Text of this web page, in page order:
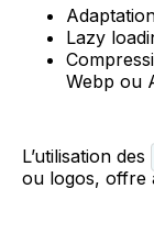
Lazy
Webp ou
L’utilisation des
ou logos, offre